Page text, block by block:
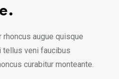
augue quisque
veni faucibus
curabitur monteante.